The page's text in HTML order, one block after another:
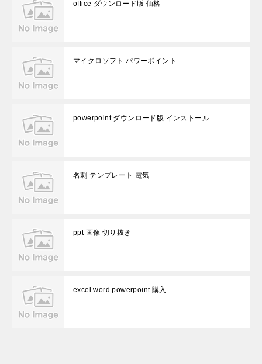
office ダウンロード版 価格
マイクロソフト パワーポイント
powerpoint ダウンロード版 インストール
名刺 テンプレート 電気
ppt 画像 切り抜き
excel word powerpoint 購入